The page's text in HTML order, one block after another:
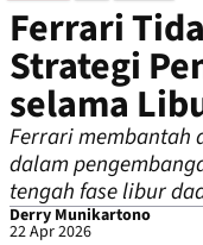
Ferrari
Strategi
selama
Ferrari membantah
dalam
tengah fase libur
Derry Munikartono
22 Apr 2026